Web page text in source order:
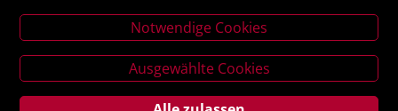
letter
Notwendige Cookies
Ausgewählte Cookies